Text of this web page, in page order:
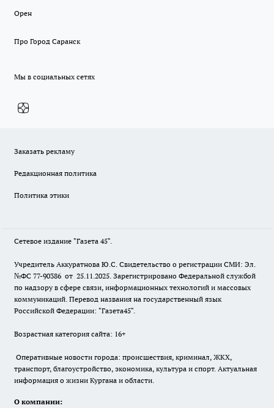
Орен
Про Город Саранск
Мы в социальных сетях
Заказать рекламу
Редакционная политика
Политика этики
Сетевое издание "Газета 45".
Учредитель Аккуратнова Ю.С. Свидетельство о регистрации СМИ: Эл.
№ФС 77-90386 от 25.11.2025. Зарегистрировано Федеральной службой
по надзору в сфере связи, информационных технологий и массовых
коммуникаций. Перевод названия на государственный язык
Российской Федерации: "Газета45".
Возрастная категория сайта: 16+
Оперативные новости города: происшествия, криминал, ЖКХ,
транспорт, благоустройство, экономика, культура и спорт. Актуальная
информация о жизни Кургана и области.
О компании: